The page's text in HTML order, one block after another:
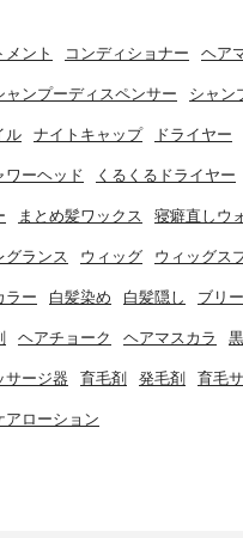
メント コンディショナー ヘア
ャンプーディスペンサー シャン
ル ナイトキャップ ドライヤー
ワーヘッド くるくるドライヤー
まとめ髪ワックス 寝癖直しウ
グランス ウィッグ ウィッグス
ラー 白髪染め 白髪隠し ブリ
ヘアチョーク ヘアマスカラ
サージ器 育毛剤 発毛剤 育毛
アローション